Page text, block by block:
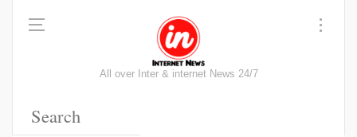
All over Inter & internet News 24/7